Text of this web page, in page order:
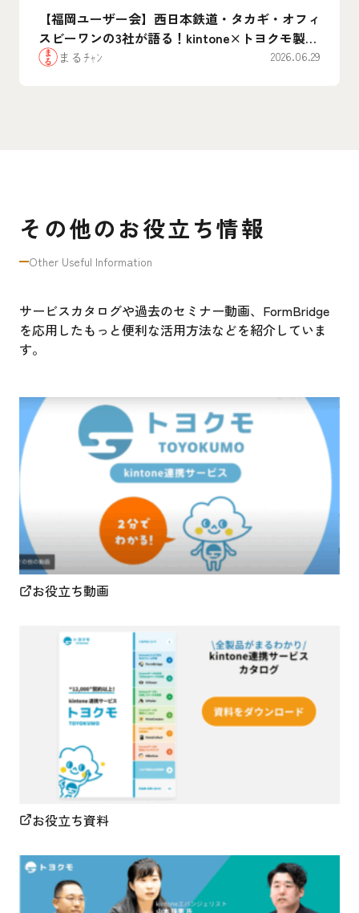
【福岡ユーザー会】西日本鉄道・タカギ・オフィ
スビーワンの3社が語る！kintone×トヨクモ製品
のリアルな”腹割”活用事例まとめ
まるﾁｬﾝ 2026.06.29
その他のお役立ち情報
Other Useful Information
サービスカタログや過去のセミナー動画、FormBridge
を応用したもっと便利な活用方法などを紹介していま
す。
お役立ち動画
お役立ち資料